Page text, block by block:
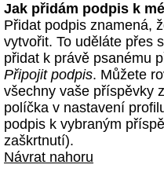
Jak přidám podpis k
Přidat podpis znamená,
vytvořit. To uděláte přes
přidat k právě psanému
Připojit podpis. Můžete
všechny vaše příspěvky
políčka v nastavení
podpis k vybraným
zaškrtnutí).
Návrat nahoru